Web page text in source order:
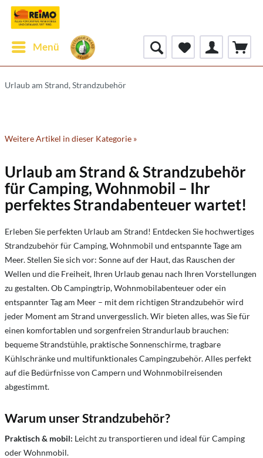
Menü
Urlaub am Strand, Strandzubehör
Weitere Artikel in dieser Kategorie »
Urlaub am Strand & Strandzubehör
für Camping, Wohnmobil – Ihr
perfektes Strandabenteuer wartet!
Erleben Sie perfekten Urlaub am Strand! Entdecken Sie hochwertiges
Strandzubehör für Camping, Wohnmobil und entspannte Tage am
Meer. Stellen Sie sich vor: Sonne auf der Haut, das Rauschen der
Wellen und die Freiheit, Ihren Urlaub genau nach Ihren Vorstellungen
zu gestalten. Ob Campingtrip, Wohnmobilabenteuer oder ein
entspannter Tag am Meer – mit dem richtigen Strandzubehör wird
jeder Moment am Strand unvergesslich. Wir bieten alles, was Sie für
einen komfortablen und sorgenfreien Strandurlaub brauchen:
bequeme Strandstühle, praktische Sonnenschirme, tragbare
Kühlschränke und multifunktionales Campingzubehör. Alles perfekt
auf die Bedürfnisse von Campern und Wohnmobilreisenden
abgestimmt.
Warum unser Strandzubehör?
Praktisch & mobil: Leicht zu transportieren und ideal für Camping
oder Wohnmobil.